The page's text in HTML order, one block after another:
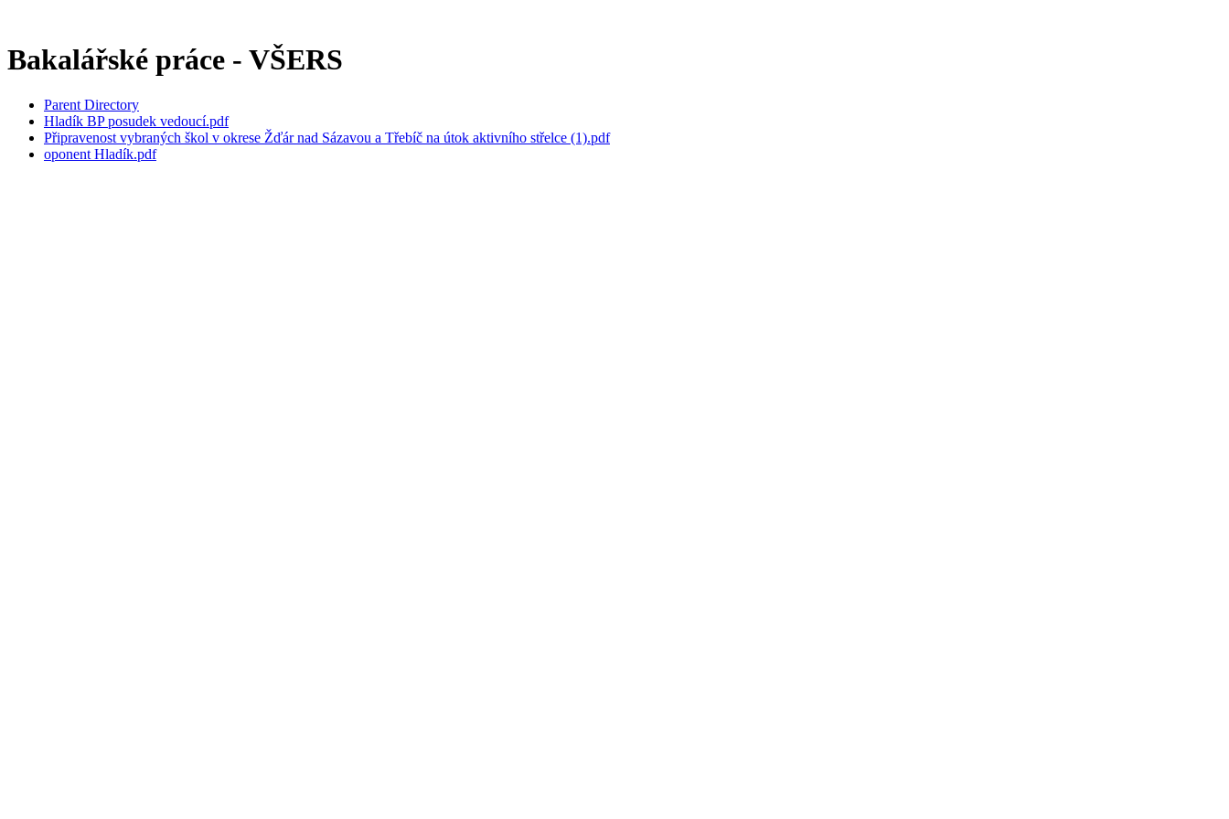
Bakalářské práce - VŠERS
Parent Directory
Hladík BP posudek vedoucí.pdf
Připravenost vybraných škol v okrese Žďár nad Sázavou a Třebíč na útok aktivního střelce (1).pdf
oponent Hladík.pdf